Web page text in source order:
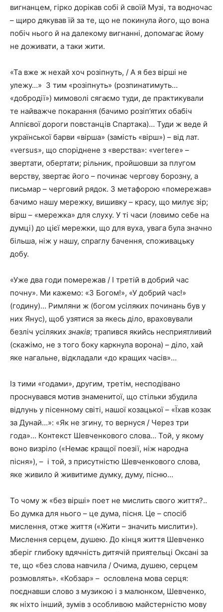
вигнанцем, гірко дорікав собі й своїй Музі, та водночас
– щиро дякував їй за те, що не покинула його, що вона
побіч нього й на далекому вигнанні, допомагає йому
не доживати, а таки жити.
«Та вже ж нехай хоч розіпнуть, / А я без вірші не
улежу…» З тим «розіпнуть» (розпинатимуть…
«добродії») мимоволі сягаємо туди, де практикували
те найважче покарання (бачимо розіп’ятих обабіч
Аппієвої дороги повстанців Спартака)… Туди ж веде й
української барви «вірша» (замість «вірш») – від лат.
«versus», що споріднене з «верства»: «vertere» –
звертати, обертати; рільник, пройшовши за плугом
верству, звертає його – починає чергову борозну, а
письмар – черговий рядок. З метафорою «помережав»
бачимо нашу мережку, вишивку – красу, що милує зір;
вірш – «мережка» для слуху. У ті часи (ловимо себе на
думці) до цієї мережки, що для вуха, увага була значно
більша, ніж у нашу, спраглу бачення, споживацьку
добу.
«Уже два годи помережав / І третій в добрий час
почну». Ми кажемо: «З Богом!», «У добрий час!»
(годину)… Римляни ж (богом усіляких починань був у
них Янус), щоб узятися за якесь діло, враховували
безліч усіляких знаків; трапився якийсь несприятливий
(скажімо, не з того боку каркнула ворона) – діло, хай
яке нагальне, відкладали «до кращих часів»…
Із тими «годами», другим, третім, несподівано
проснувався мотив знаменитої, що стільки збудила
відлунь у пісенному світі, нашої козацької – «Їхав козак
за Дунай…»: «Як не згину, то вернуся / Через три
года»… Контекст Шевченкового слова… Той, у якому
воно визріло («Немає кращої поезії, ніж народна
пісня»), – і той, з присутністю Шевченкового слова,
яке живило й живитиме думку, думу, пісню…
То чому ж «без вірші» поет не мислить свого життя?..
Бо думка для нього – це дума, пісня. Це – спосіб
мислення, отже життя («Жити – значить мислити»).
Мислення серцем, душею. До кінця життя Шевченко
зберіг глибоку вдячність дитячій приятельці Оксані за
те, що «без слова навчила / Очима, душею, серцем
розмовлять». «Кобзар» – ословлена мова серця:
поєднавши слово з музикою і з малюнком, Шевченко,
як ніхто інший, зумів з особливою майстерністю мову